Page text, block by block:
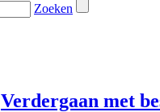
Zoeken
Verdergaan met